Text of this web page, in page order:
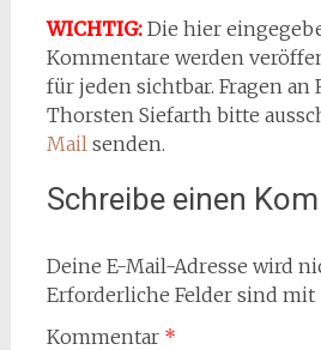
WICHTIG:Die hier
Kommentare werden
für jeden sichtbar. Fragen an
Thorsten Siefarth bitte
Mailsenden.
Schreibe einen
Deine E-Mail-Adresse wird
Erforderliche Felder sind mit
Kommentar *